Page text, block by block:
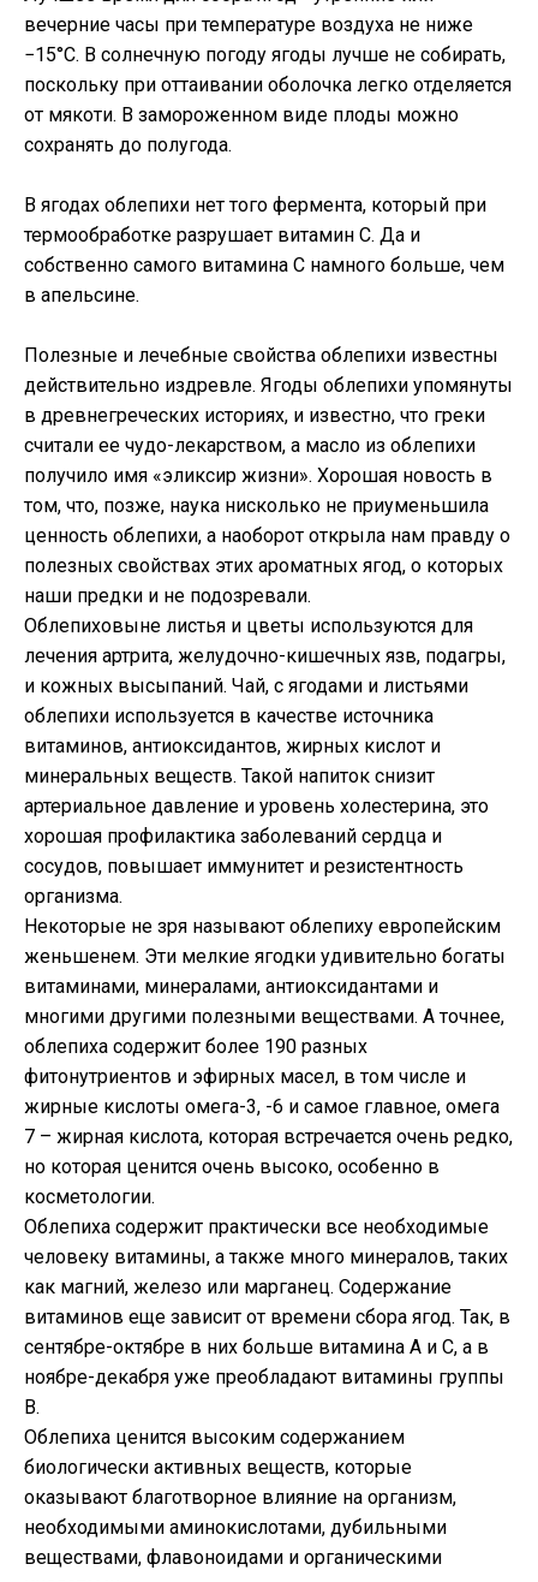
вечерние часы при температуре воздуха не ниже
−15°С. В солнечную погоду ягоды лучше не собирать,
поскольку при оттаивании оболочка легко отделяется
от мякоти. В замороженном виде плоды можно
сохранять до полугода.
В ягодах облепихи нет того фермента, который при
термообработке разрушает витамин С. Да и
собственно самого витамина С намного больше, чем
в апельсине.
Полезные и лечебные свойства облепихи известны
действительно издревле. Ягоды облепихи упомянуты
в древнегреческих историях, и известно, что греки
считали ее чудо-лекарством, а масло из облепихи
получило имя «эликсир жизни». Хорошая новость в
том, что, позже, наука нисколько не приуменьшила
ценность облепихи, а наоборот открыла нам правду о
полезных свойствах этих ароматных ягод, о которых
наши предки и не подозревали.
Облепиховыне листья и цветы используются для
лечения артрита, желудочно-кишечных язв, подагры,
и кожных высыпаний. Чай, с ягодами и листьями
облепихи используется в качестве источника
витаминов, антиоксидантов, жирных кислот и
минеральных веществ. Такой напиток снизит
артериальное давление и уровень холестерина, это
хорошая профилактика заболеваний сердца и
сосудов, повышает иммунитет и резистентность
организма.
Некоторые не зря называют облепиху европейским
женьшенем. Эти мелкие ягодки удивительно богаты
витаминами, минералами, антиоксидантами и
многими другими полезными веществами. А точнее,
облепиха содержит более 190 разных
фитонутриентов и эфирных масел, в том числе и
жирные кислоты омега-3, -6 и самое главное, омега
7 – жирная кислота, которая встречается очень редко,
но которая ценится очень высоко, особенно в
косметологии.
Облепиха содержит практически все необходимые
человеку витамины, а также много минералов, таких
как магний, железо или марганец. Содержание
витаминов еще зависит от времени сбора ягод. Так, в
сентябре-октябре в них больше витамина А и С, а в
ноябре-декабря уже преобладают витамины группы
В.
Облепиха ценится высоким содержанием
биологически активных веществ, которые
оказывают благотворное влияние на организм,
необходимыми аминокислотами, дубильными
веществами, флавоноидами и органическими